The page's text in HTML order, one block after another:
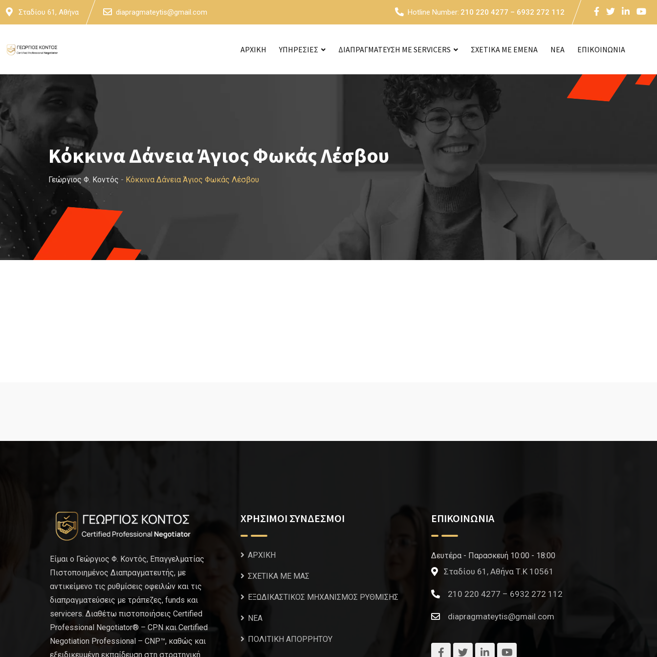
Skip
Σταδίου 61, Αθήνα diapragmateytis@gmail.com Hotline Number: 210 220 4277 – 6932 272 112
ΑΡΧΙΚΗ ΥΠΗΡΕΣΙΕΣ ΔΙΑΠΡΑΓΜΑΤΕΥΣΗ ΜΕ SERVICERS ΣΧΕΤΙΚΑ ΜΕ ΕΜΕΝΑ NEA ΕΠΙΚΟΙΝΩΝΙΑ
Κόκκινα Δάνεια Άγιος Φωκάς Λέσβου
Γεώργιος Φ. Κοντός - Κόκκινα Δάνεια Άγιος Φωκάς Λέσβου
Είμαι ο Γεώργιος Φ. Κοντός, Επαγγελματίας
Πιστοποιημένος Διαπραγματευτής, με
αντικείμενο τις ρυθμίσεις οφειλών και τις
διαπραγματεύσεις με τράπεζες, funds και
servicers. Διαθέτω πιστοποιήσεις Certified
Professional Negotiator® – CPN και Certified
Negotiation Professional – CNP™, καθώς και
εξειδικευμένη εκπαίδευση στη στρατηγική
ΧΡΗΣΙΜΟΙ ΣΥΝΔΕΣΜΟΙ
ΑΡΧΙΚΗ
ΣΧΕΤΙΚΑ ΜΕ ΜΑΣ
ΕΞΩΔΙΚΑΣΤΙΚΟΣ ΜΗΧΑΝΙΣΜΟΣ ΡΥΘΜΙΣΗΣ
NEA
ΠΟΛΙΤΙΚΗ ΑΠΟΡΡΗΤΟΥ
ΕΠΙΚΟΙΝΩΝΙΑ
Δευτέρα - Παρασκευή 10:00 - 18:00
Σταδίου 61, Αθήνα Τ.Κ 10561
210 220 4277 – 6932 272 112
diapragmateytis@gmail.com